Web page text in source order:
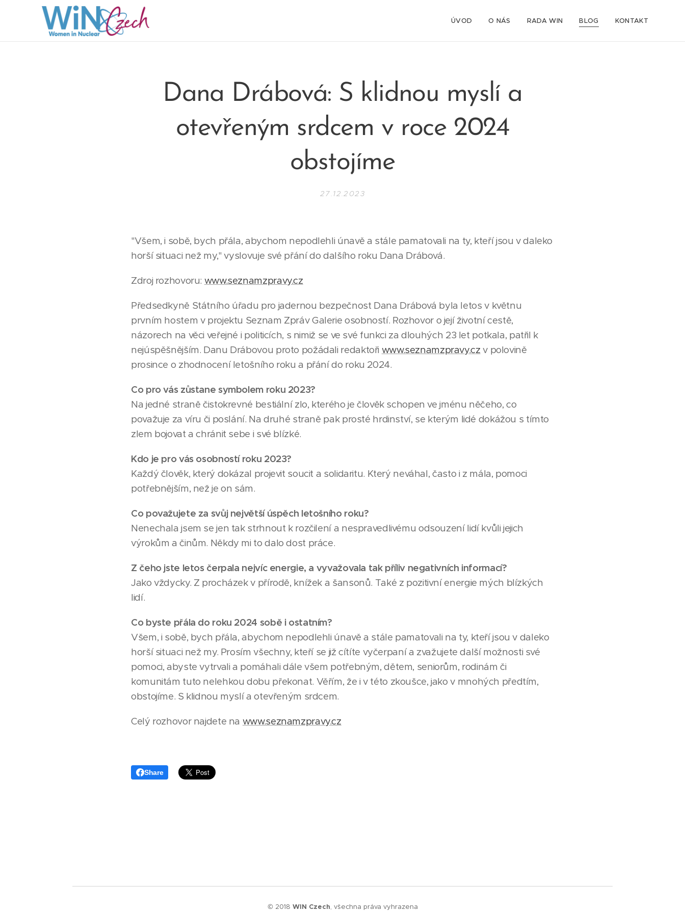
ÚVOD O NÁS RADA WIN BLOG KONTAKT
Dana Drábová: S klidnou myslí a
otevřeným srdcem v roce 2024
obstojíme
27.12.2023
"Všem, i sobě, bych přála, abychom nepodlehli únavě a stále pamatovali na ty, kteří jsou v daleko
horší situaci než my," vyslovuje své přání do dalšího roku Dana Drábová.
Zdroj rozhovoru: www.seznamzpravy.cz
Předsedkyně Státního úřadu pro jadernou bezpečnost Dana Drábová byla letos v květnu
prvním hostem v projektu Seznam Zpráv Galerie osobností. Rozhovor o její životní cestě,
názorech na věci veřejné i politicích, s nimiž se ve své funkci za dlouhých 23 let potkala, patřil k
nejúspěšnějším. Danu Drábovou proto požádali redaktoři www.seznamzpravy.cz v polovině
prosince o zhodnocení letošního roku a přání do roku 2024.
Co pro vás zůstane symbolem roku 2023?
Na jedné straně čistokrevné bestiální zlo, kterého je člověk schopen ve jménu něčeho, co
považuje za víru či poslání. Na druhé straně pak prosté hrdinství, se kterým lidé dokážou s tímto
zlem bojovat a chránit sebe i své blízké.
Kdo je pro vás osobností roku 2023?
Každý člověk, který dokázal projevit soucit a solidaritu. Který neváhal, často i z mála, pomoci
potřebnějším, než je on sám.
Co považujete za svůj největší úspěch letošního roku?
Nenechala jsem se jen tak strhnout k rozčilení a nespravedlivému odsouzení lidí kvůli jejich
výrokům a činům. Někdy mi to dalo dost práce.
Z čeho jste letos čerpala nejvíc energie, a vyvažovala tak příliv negativních informací?
Jako vždycky. Z procházek v přírodě, knížek a šansonů. Také z pozitivní energie mých blízkých
lidí.
Co byste přála do roku 2024 sobě i ostatním?
Všem, i sobě, bych přála, abychom nepodlehli únavě a stále pamatovali na ty, kteří jsou v daleko
horší situaci než my. Prosím všechny, kteří se již cítíte vyčerpaní a zvažujete další možnosti své
pomoci, abyste vytrvali a pomáhali dále všem potřebným, dětem, seniorům, rodinám či
komunitám tuto nelehkou dobu překonat. Věřím, že i v této zkoušce, jako v mnohých předtím,
obstojíme. S klidnou myslí a otevřeným srdcem.
Celý rozhovor najdete na www.seznamzpravy.cz
Share
© 2018 WIN Czech, všechna práva vyhrazena